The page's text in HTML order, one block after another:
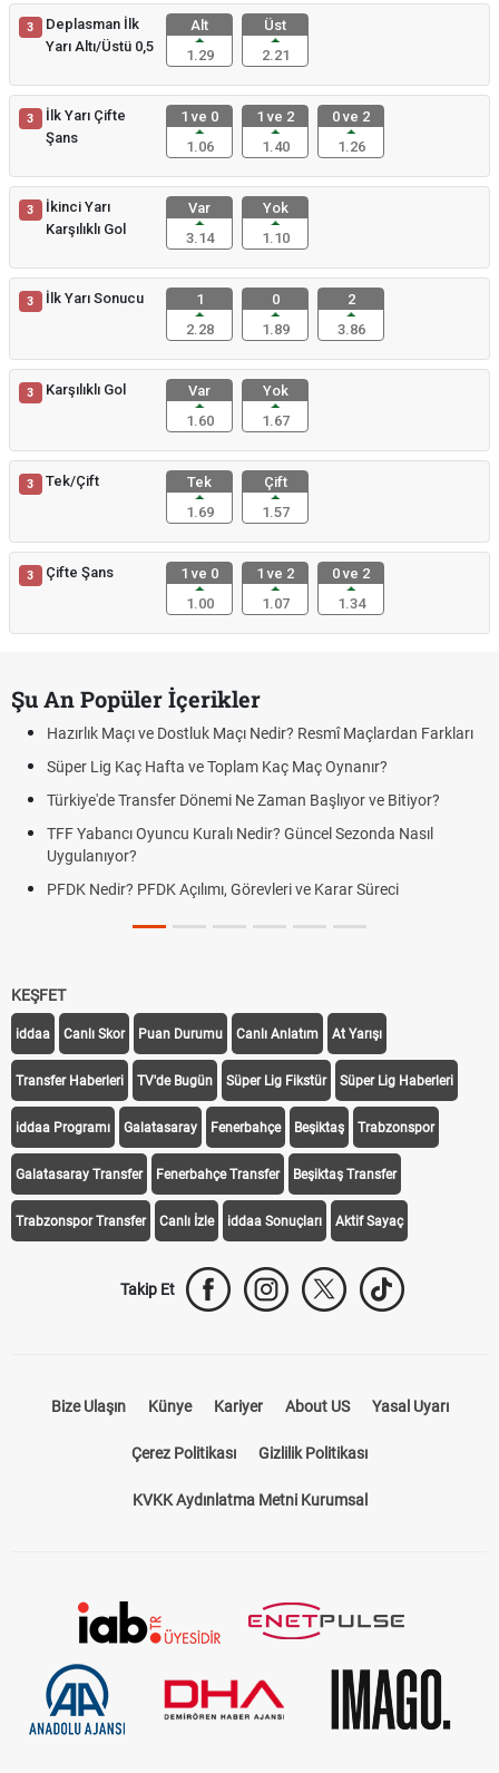
3
Deplasman İlk
Yarı Altı/Üstü 0,5
Alt
1.29
Üst
2.21
3
İlk Yarı Çifte
Şans
1 ve 0
1.06
1 ve 2
1.40
0 ve 2
1.26
3
İkinci Yarı
Karşılıklı Gol
Var
3.14
Yok
1.10
3 İlk Yarı Sonucu
1
2.28
0
1.89
2
3.86
3 Karşılıklı Gol
Var
1.60
Yok
1.67
3 Tek/Çift
Tek
1.69
Çift
1.57
3 Çifte Şans
1 ve 0
1.00
1 ve 2
1.07
0 ve 2
1.34
Şu An Popüler İçerikler
Hazırlık Maçı ve Dostluk Maçı Nedir? Resmî Maçlardan Farkları
Süper Lig Kaç Hafta ve Toplam Kaç Maç Oynanır?
Türkiye'de Transfer Dönemi Ne Zaman Başlıyor ve Bitiyor?
TFF Yabancı Oyuncu Kuralı Nedir? Güncel Sezonda Nasıl
Uygulanıyor?
PFDK Nedir? PFDK Açılımı, Görevleri ve Karar Süreci
KEŞFET
iddaa Canlı Skor Puan Durumu Canlı Anlatım At Yarışı
Transfer Haberleri TV'de Bugün Süper Lig Fikstür Süper Lig Haberleri
iddaa Programı Galatasaray Fenerbahçe Beşiktaş Trabzonspor
Galatasaray Transfer Fenerbahçe Transfer Beşiktaş Transfer
Trabzonspor Transfer Canlı İzle iddaa Sonuçları Aktif Sayaç